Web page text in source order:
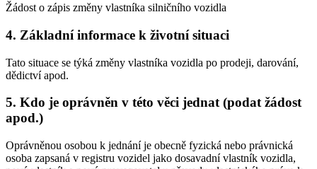
Žádost o zápis změny vlastníka silničního vozidla
4. Základní informace k životní situaci
Tato situace se týká změny vlastníka vozidla po prodeji, darování,
dědictví apod.
5. Kdo je oprávněn v této věci jednat (podat žádost
apod.)
Oprávněnou osobou k jednání je obecně fyzická nebo právnická
osoba zapsaná v registru vozidel jako dosavadní vlastník vozidla,